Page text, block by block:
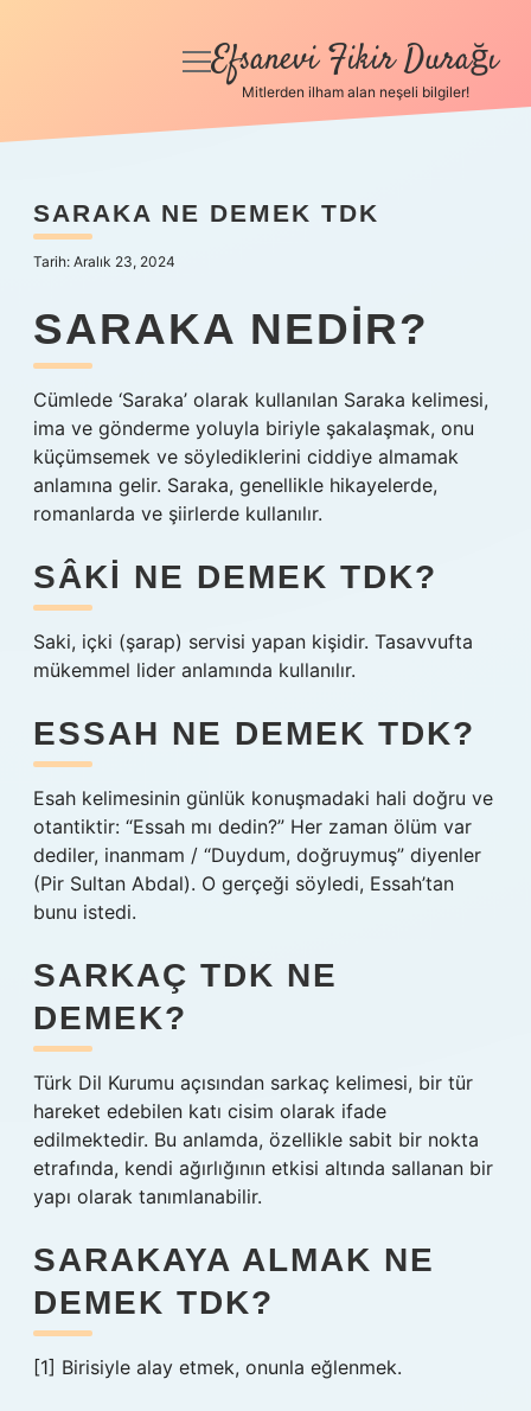
Anasayfa
Yasal Uyarı
menüyü
Efsanevi Fikir Durağı
Mitlerden ilham alan neşeli bilgiler!
SARAKA NE DEMEK TDK
Tarih: Aralık 23, 2024
SARAKA NEDIR?
Cümlede ‘Saraka’ olarak kullanılan Saraka kelimesi,
ima ve gönderme yoluyla biriyle şakalaşmak, onu
küçümsemek ve söylediklerini ciddiye almamak
anlamına gelir. Saraka, genellikle hikayelerde,
romanlarda ve şiirlerde kullanılır.
SÂKI NE DEMEK TDK?
Saki, içki (şarap) servisi yapan kişidir. Tasavvufta
mükemmel lider anlamında kullanılır.
ESSAH NE DEMEK TDK?
Esah kelimesinin günlük konuşmadaki hali doğru ve
otantiktir: “Essah mı dedin?” Her zaman ölüm var
dediler, inanmam / “Duydum, doğruymuş” diyenler
(Pir Sultan Abdal). O gerçeği söyledi, Essah’tan
bunu istedi.
SARKAÇ TDK NE
DEMEK?
Türk Dil Kurumu açısından sarkaç kelimesi, bir tür
hareket edebilen katı cisim olarak ifade
edilmektedir. Bu anlamda, özellikle sabit bir nokta
etrafında, kendi ağırlığının etkisi altında sallanan bir
yapı olarak tanımlanabilir.
SARAKAYA ALMAK NE
DEMEK TDK?
[1] Birisiyle alay etmek, onunla eğlenmek.